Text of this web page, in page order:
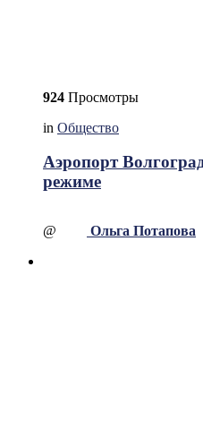
924 Просмотры
in Общество
Аэропорт
режиме
@ Ольга Потапова